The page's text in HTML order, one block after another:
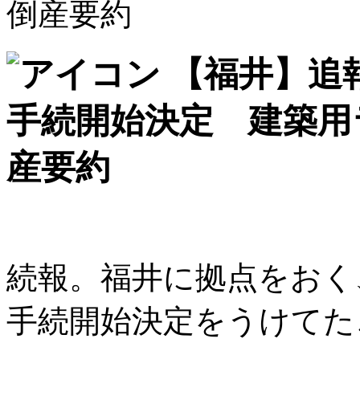
倒産要約
【福井】
手続開始決定 建築
産要約
続報。福井に拠点をお
手続開始決定をうけて